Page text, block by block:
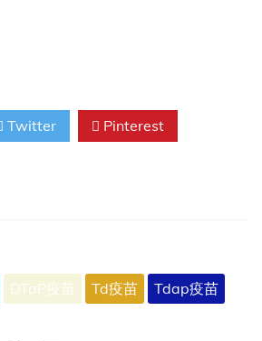
Twitter Pinterest
DTaP疫苗 Td疫苗
Tdap疫苗